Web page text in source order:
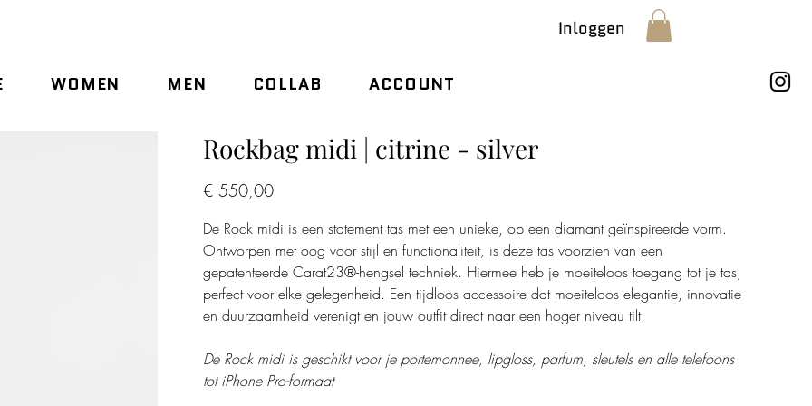
WOMEN MEN COLLAB ACCOUNT
Inloggen
Rockbag midi | citrine - silver
€ 550,00
De Rock midi is een statement tas met een unieke, op een diamant geïnspireerde vorm.
Ontworpen met oog voor stijl en functionaliteit, is deze tas voorzien van een
gepatenteerde Carat23®-hengsel techniek. Hiermee heb je moeiteloos toegang tot je tas,
perfect voor elke gelegenheid. Een tijdloos accessoire dat moeiteloos elegantie, innovatie
en duurzaamheid verenigt en jouw outfit direct naar een hoger niveau tilt.
De Rock midi is geschikt voor je portemonnee, lipgloss, parfum, sleutels en alle telefoons
tot iPhone Pro-formaat